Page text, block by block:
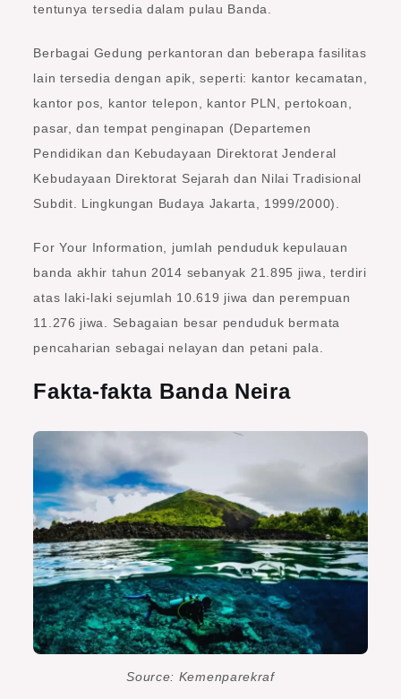
tentunya tersedia dalam pulau Banda.
Berbagai Gedung perkantoran dan beberapa fasilitas
lain tersedia dengan apik, seperti: kantor kecamatan,
kantor pos, kantor telepon, kantor PLN, pertokoan,
pasar, dan tempat penginapan (Departemen
Pendidikan dan Kebudayaan Direktorat Jenderal
Kebudayaan Direktorat Sejarah dan Nilai Tradisional
Subdit. Lingkungan Budaya Jakarta, 1999/2000).
For Your Information, jumlah penduduk kepulauan
banda akhir tahun 2014 sebanyak 21.895 jiwa, terdiri
atas laki-laki sejumlah 10.619 jiwa dan perempuan
11.276 jiwa. Sebagaian besar penduduk bermata
pencaharian sebagai nelayan dan petani pala.
Fakta-fakta Banda Neira
Source: Kemenparekraf